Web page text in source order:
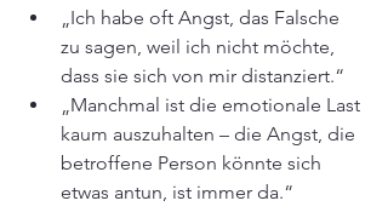
„Ich habe oft Angst, das Falsche
zu sagen, weil ich nicht möchte,
dass sie sich von mir distanziert.“
„Manchmal ist die emotionale Last
kaum auszuhalten – die Angst, die
betroffene Person könnte sich
etwas antun, ist immer da.“